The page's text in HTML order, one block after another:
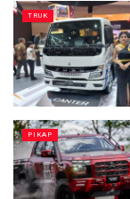
TRUK
PIKAP